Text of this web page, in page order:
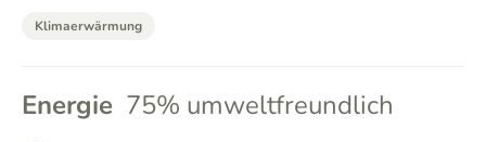
Klimaerwärmung
Energie 75% umweltfreundlich